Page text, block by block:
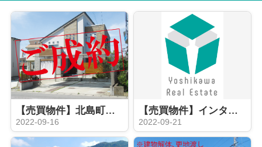
【売買物件】北島町で築７年の美邸
2022-09-16
【売買物件】インターネット非公開での売却依頼【徳島県北部一棟マンション】
2022-09-21